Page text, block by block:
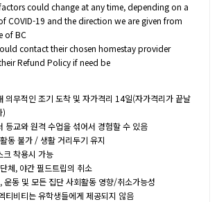
could change at any time, depending on a
COVID-19 and the direction we are given from
of BC
contact their chosen homestay provider
Refund Policy if need be
의무적인 조기 도착 및 자가격리 14일(자가격리가 끝날
)
등교와 원격 수업을 섞어서 경험할 수 있음
동 불가 / 생활 거리두기 유지
크 착용시 가능
체, 야간 필드트립의 취소
운동 및 모든 집단 사회활동 영향/취소가능성
티비티는 유학생들에게 제공되지 않음